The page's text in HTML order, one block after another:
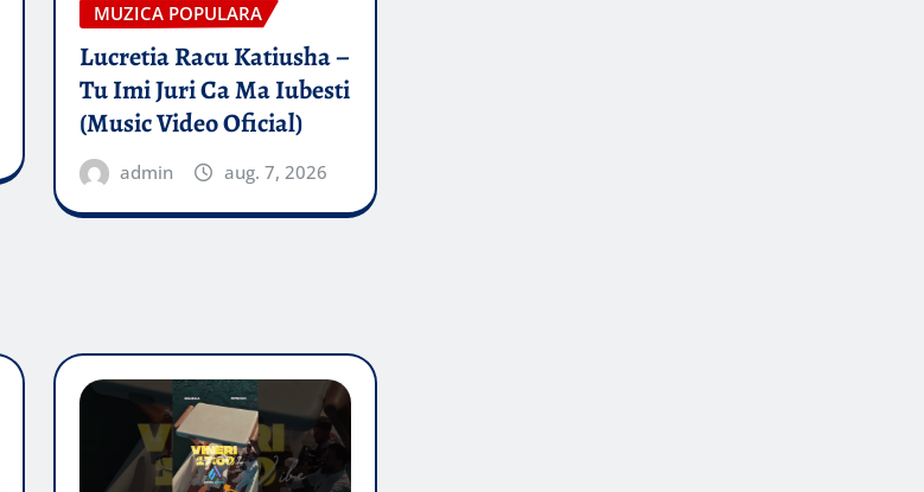
MUZICA POPULARA
Lucretia Racu Katiusha –
Tu Imi Juri Ca Ma Iubesti
(Music Video Oficial)
admin aug. 7, 2026